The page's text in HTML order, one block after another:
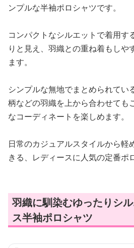
ンプルな半袖ポロシャツです。
コンパクトなシルエットで着用す
りと見え、羽織との重ね着もしや
ます。
シンプルな無地でまとめられてい
柄などの羽織を上から合わせても
なコーディネートを楽しめます。
日常のカジュアルスタイルから軽
きる、レディースに人気の定番ポ
羽織に馴染むゆったりシ
ス半袖ポロシャツ